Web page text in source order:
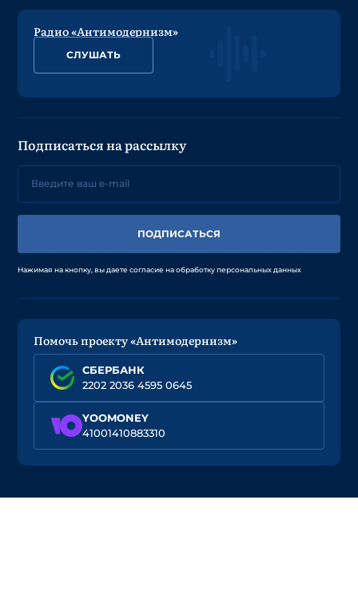
Радио «Антимодернизм»
СЛУШАТЬ
Подписаться на рассылку
ПОДПИСАТЬСЯ
Нажимая на кнопку, вы даете согласие на обработку персональных данных
Помочь проекту «Антимодернизм»
СБЕРБАНК
2202 2036 4595 0645
YOOMONEY
41001410883310